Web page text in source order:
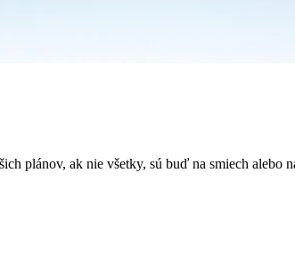
plánov, ak nie všetky, sú buď na smiech alebo